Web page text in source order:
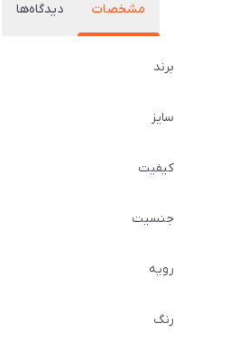
مشخصات دیدگاه‌ها
برند
سایز
کیفیت
جنسیت
رویه
رنگ